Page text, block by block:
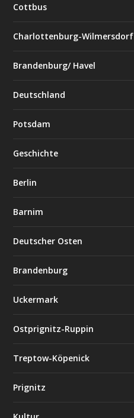
Cottbus
Charlottenburg-Wilmersdorf
Brandenburg/ Havel
Deutschland
Potsdam
Geschichte
Berlin
Barnim
Deutscher Osten
Brandenburg
Uckermark
Ostprignitz-Ruppin
Treptow-Köpenick
Prignitz